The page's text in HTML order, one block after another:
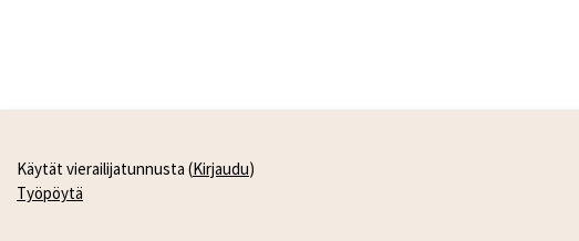
Käytät vierailijatunnusta (Kirjaudu)
Työpöytä